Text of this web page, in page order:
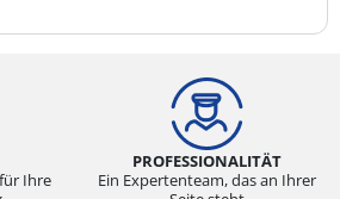
Ihre
PROFESSIONALITÄT
Ein Expertenteam, das an Ihrer